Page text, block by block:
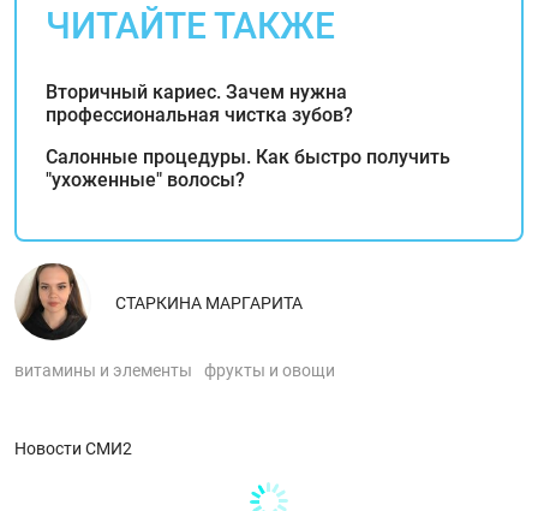
ЧИТАЙТЕ ТАКЖЕ
Вторичный кариес. Зачем нужна
профессиональная чистка зубов?
Салонные процедуры. Как быстро получить
"ухоженные" волосы?
СТАРКИНА МАРГАРИТА
витамины и элементы фрукты и овощи
Новости СМИ2